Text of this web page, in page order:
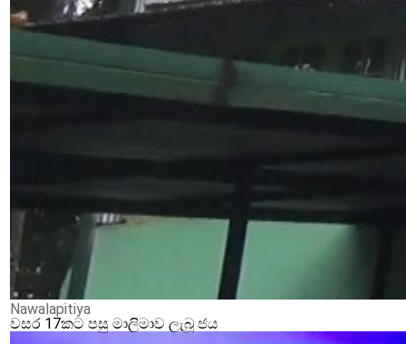
Nawalapitiya
වසර 17කට පසු මාලිමාව ලැබූ ජය